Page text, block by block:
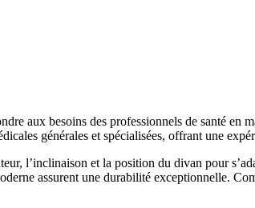
aux besoins des professionnels de santé en
générales et spécialisées, offrant une
l’inclinaison et la position du divan pour
assurent une durabilité exceptionnelle.